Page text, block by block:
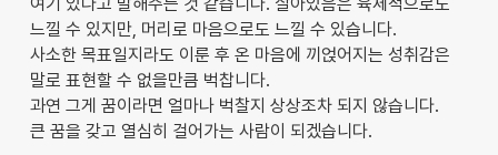
느낄 수 있지만, 머리로 마음으로도 느낄 수 있습니다.
사소한 목표일지라도 이룬 후 온 마음에 끼얹어지는 성취감은
말로 표현할 수 없을만큼 벅찹니다.
과연 그게 꿈이라면 얼마나 벅찰지 상상조차 되지 않습니다.
큰 꿈을 갖고 열심히 걸어가는 사람이 되겠습니다.